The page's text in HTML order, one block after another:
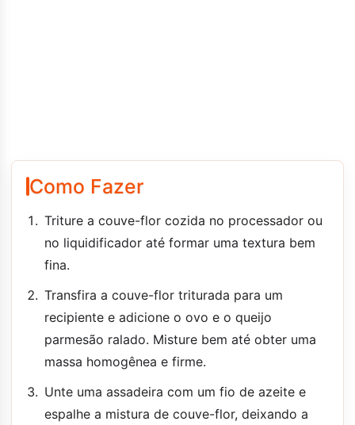
Como Fazer
Triture a couve-flor cozida no processador ou
no liquidificador até formar uma textura bem
fina.
Transfira a couve-flor triturada para um
recipiente e adicione o ovo e o queijo
parmesão ralado. Misture bem até obter uma
massa homogênea e firme.
Unte uma assadeira com um fio de azeite e
espalhe a mistura de couve-flor, deixando a